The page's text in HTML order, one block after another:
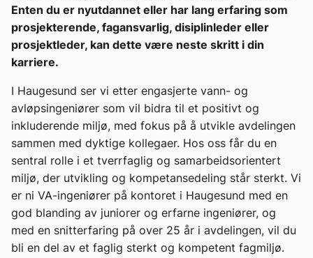
Aktivitetskalender
Bransjekommentar
Nyheter
Aktuelle prosjekter
Enten du er nyutdannet eller har lang erfaring som
prosjekterende, fagansvarlig, disiplinleder eller
prosjektleder, kan dette være neste skritt i din
karriere.
I Haugesund ser vi etter engasjerte vann- og
avløpsingeniører som vil bidra til et positivt og
inkluderende miljø, med fokus på å utvikle avdelingen
sammen med dyktige kollegaer. Hos oss får du en
sentral rolle i et tverrfaglig og samarbeidsorientert
miljø, der utvikling og kompetansedeling står sterkt. Vi
er ni VA-ingeniører på kontoret i Haugesund med en
god blanding av juniorer og erfarne ingeniører, og
med en snitterfaring på over 25 år i avdelingen, vil du
bli en del av et faglig sterkt og kompetent fagmiljø.